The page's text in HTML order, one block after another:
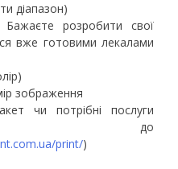
діапазон)
розробити свої
вже готовими лекалами
зображення
чи потрібні послуги
до
print/)